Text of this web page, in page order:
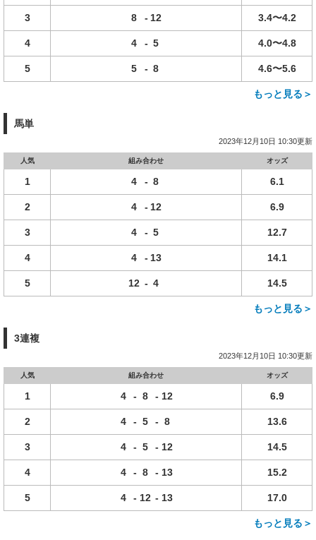
3 8 - 12 3.4〜4.2
4 4 - 5 4.0〜4.8
5 5 - 8 4.6〜5.6
もっと見る＞
馬単
2023年12月10日 10:30更新
人気 組み合わせ オッズ
1 4 - 8 6.1
2 4 - 12 6.9
3 4 - 5 12.7
4 4 - 13 14.1
5 12 - 4 14.5
もっと見る＞
3連複
2023年12月10日 10:30更新
人気 組み合わせ オッズ
1 4 - 8 - 12 6.9
2 4 - 5 - 8 13.6
3 4 - 5 - 12 14.5
4 4 - 8 - 13 15.2
5 4 - 12 - 13 17.0
もっと見る＞